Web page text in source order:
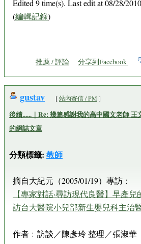
Edited 9 time(s). Last edit at 08/28/
(編輯記錄)
推薦 / 評論 分享到Facebook
gustav [站內寄信 / PM ]
後續......｜Re: 幾篇感謝我的高中國文老師 王
的網誌文章
分類標籤: 教師
摘自大紀元（2005/01/19）專訪：
【專家對話‧尋訪現代良醫】早產兒
訪台大醫院小兒部新生嬰兒科主治
作者﹕訪談／陳彥玲 整理／張淑華